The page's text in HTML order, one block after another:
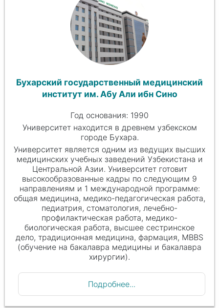
Бухарский государственный медицинский
институт им. Абу Али ибн Сино
Год основания: 1990
Университет находится в древнем узбекском
городе Бухара.
Университет является одним из ведущих высших
медицинских учебных заведений Узбекистана и
Центральной Азии. Университет готовит
высокообразованные кадры по следующим 9
направлениям и 1 международной программе:
общая медицина, медико-педагогическая работа,
педиатрия, стоматология, лечебно-
профилактическая работа, медико-
биологическая работа, высшее сестринское
дело, традиционная медицина, фармация, MBBS
(обучение на бакалавра медицины и бакалавра
хирургии).
Подробнее...